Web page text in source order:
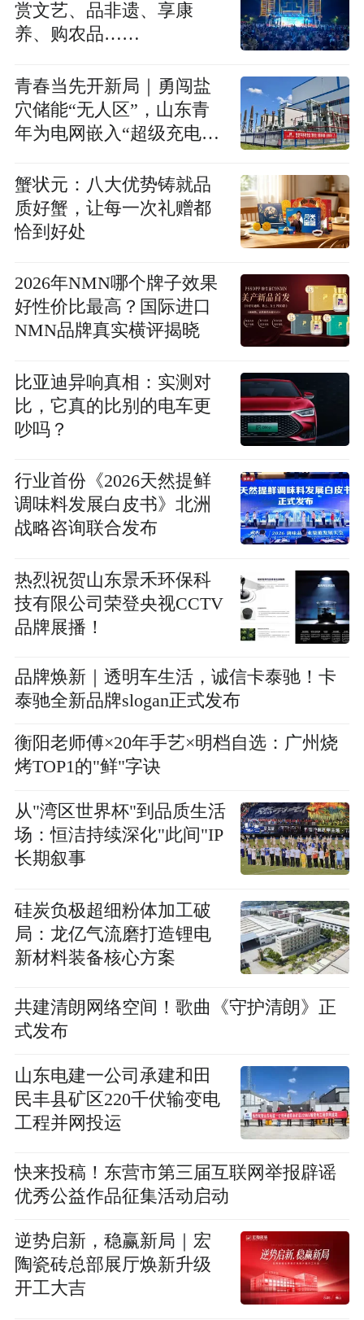
赏文艺、品非遗、享康
养、购农品……
青春当先开新局｜勇闯盐
穴储能“无人区”，山东青
年为电网嵌入“超级充电
蟹状元：八大优势铸就品
质好蟹，让每一次礼赠都
恰到好处
2026年NMN哪个牌子效果
好性价比最高？国际进口
NMN品牌真实横评揭晓
比亚迪异响真相：实测对
比，它真的比别的电车更
吵吗？
行业首份《2026天然提鲜
调味料发展白皮书》北洲
战略咨询联合发布
热烈祝贺山东景禾环保科
技有限公司荣登央视CCTV
品牌展播！
品牌焕新｜透明车生活，诚信卡泰驰！卡
泰驰全新品牌slogan正式发布
衡阳老师傅×20年手艺×明档自选：广州烧
烤TOP1的"鲜"字诀
从"湾区世界杯"到品质生活
场：恒洁持续深化"此间"IP
长期叙事
硅炭负极超细粉体加工破
局：龙亿气流磨打造锂电
新材料装备核心方案
共建清朗网络空间！歌曲《守护清朗》正
式发布
山东电建一公司承建和田
民丰县矿区220千伏输变电
工程并网投运
快来投稿！东营市第三届互联网举报辟谣
优秀公益作品征集活动启动
逆势启新，稳赢新局｜宏
陶瓷砖总部展厅焕新升级
开工大吉